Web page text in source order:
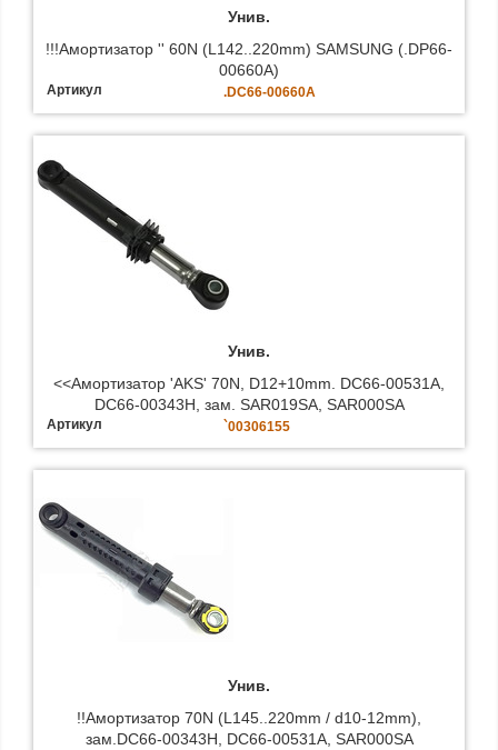
Унив.
!!!Амортизатор '' 60N (L142..220mm) SAMSUNG (.DP66-
00660A)
Артикул .DC66-00660A
Унив.
<<Амортизатор 'AKS' 70N, D12+10mm. DC66-00531A,
DC66-00343H, зам. SAR019SA, SAR000SA
Артикул `00306155
Унив.
!!Амортизатор 70N (L145..220mm / d10-12mm),
зам.DC66-00343H, DC66-00531A, SAR000SA